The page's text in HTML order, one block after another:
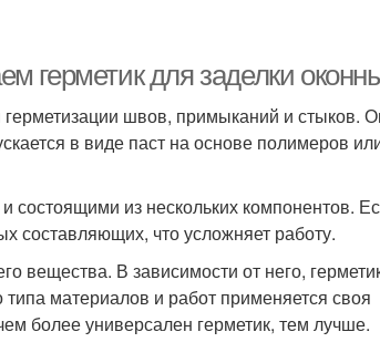
герметик для заделки
швов, примыканий и стыков.
в виде паст на основе полимеров
из нескольких компонентов.
составляющих, что усложняет работу.
вещества. В зависимости от него,
материалов и работ применяется своя
более универсален герметик, тем лучше.